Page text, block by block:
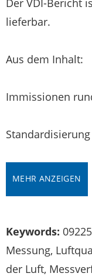
Der VDI-Bericht
lieferbar.
Aus dem Inhalt:
Immissionen
MEHR ANZEIGEN
Keywords:
Messung,
der Luft,